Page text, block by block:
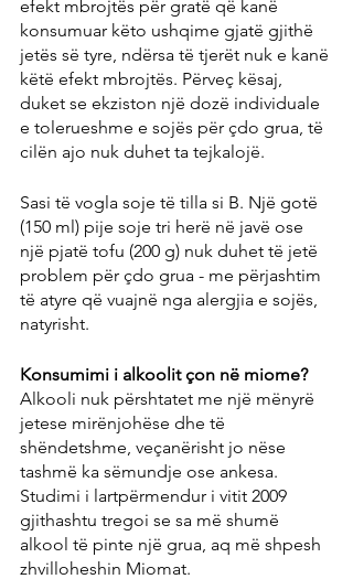
efekt mbrojtës për gratë që kanë
konsumuar këto ushqime gjatë gjithë
jetës së tyre, ndërsa të tjerët nuk e kanë
këtë efekt mbrojtës. Përveç kësaj,
duket se ekziston një dozë individuale
e tolerueshme e sojës për çdo grua, të
cilën ajo nuk duhet ta tejkalojë.
Sasi të vogla soje të tilla si B. Një gotë
(150 ml) pije soje tri herë në javë ose
një pjatë tofu (200 g) nuk duhet të jetë
problem për çdo grua - me përjashtim
të atyre që vuajnë nga alergjia e sojës,
natyrisht.
Konsumimi i alkoolit çon në miome?
Alkooli nuk përshtatet me një mënyrë
jetese mirënjohëse dhe të
shëndetshme, veçanërisht jo nëse
tashmë ka sëmundje ose ankesa.
Studimi i lartpërmendur i vitit 2009
gjithashtu tregoi se sa më shumë
alkool të pinte një grua, aq më shpesh
zhvilloheshin Miomat.